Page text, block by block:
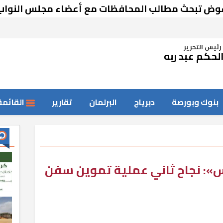
مطالب المحافظات مع أعضاء مجلس النواب
رئيس التحريرعبد ربه
بنوك وبورصة دبرياج البرلمان تقارير
نجاح ثاني عملية تموين سفن